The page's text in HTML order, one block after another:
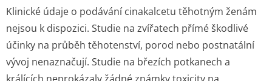
Klinické údaje o podávání cinakalcetu těhotným ženám
nejsou k dispozici. Studie na zvířatech přímé škodlivé
účinky na průběh těhotenství, porod nebo postnatální
vývoj nenaznačují. Studie na březích potkanech a